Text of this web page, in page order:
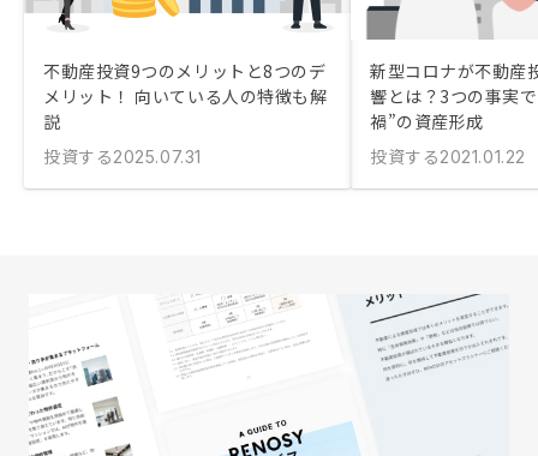
不動産投資9つのメリットと8つのデ
メリット！ 向いている人の特徴も解
説
投資する2025.07.31
新型コロナが不動産
響とは？3つの事実
禍”の資産形成
投資する2021.01.22